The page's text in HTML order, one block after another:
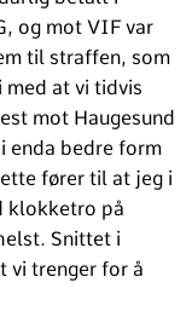
og mot VIF var
til straffen, som
med at vi tidvis
mot Haugesund
enda bedre form
fører til at jeg i
klokketro på
Snittet i
vi trenger for å